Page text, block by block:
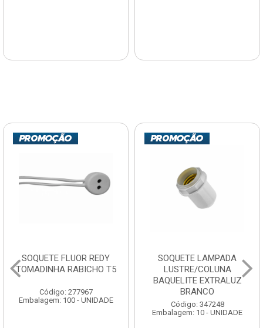
SOQUETE LAMPADA
LUSTRE/COLUNA
BRANCO
Código: 347248
DISCO LIXA DIS-FLEX
CARBONO GRANITO E
MADEIRA 7” 60
Código: 123200
Embalagem: 10 - UNIDADE